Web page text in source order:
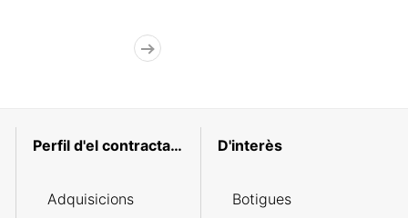
Perfil d'el contractant
Adquisicions
D'interès
Botigues